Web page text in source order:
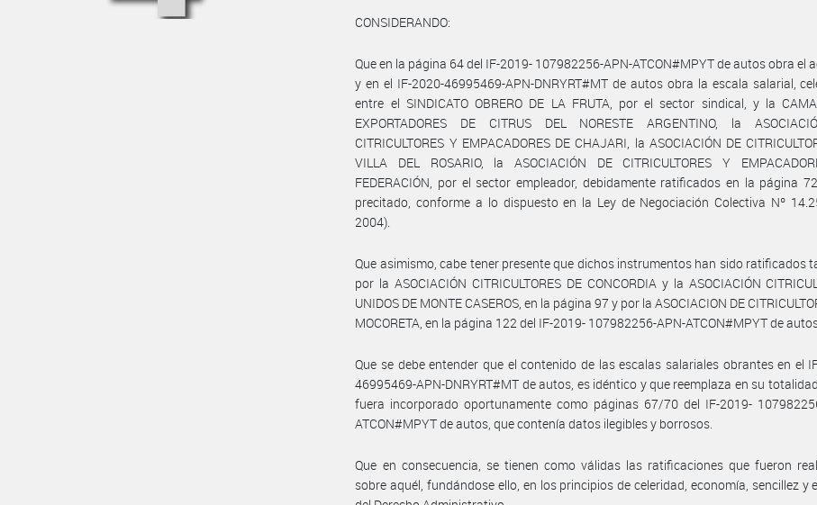
CONSIDERANDO:
Que en la página 64 del IF-2019- 107982256-APN-ATCON#MPYT de autos obra el
y en el IF-2020-46995469-APN-DNRYRT#MT de autos obra la escala salarial,
entre el SINDICATO OBRERO DE LA FRUTA, por el sector sindical, y la
EXPORTADORES DE CITRUS DEL NORESTE ARGENTINO, la
CITRICULTORES Y EMPACADORES DE CHAJARI, la ASOCIACIÓN DE
VILLA DEL ROSARIO, la ASOCIACIÓN DE CITRICULTORES Y
FEDERACIÓN, por el sector empleador, debidamente ratificados en la página
precitado, conforme a lo dispuesto en la Ley de Negociación Colectiva Nº
2004).
Que asimismo, cabe tener presente que dichos instrumentos han sido ratificados
por la ASOCIACIÓN CITRICULTORES DE CONCORDIA y la ASOCIACIÓN
UNIDOS DE MONTE CASEROS, en la página 97 y por la ASOCIACION DE
MOCORETA, en la página 122 del IF-2019- 107982256-APN-ATCON#MPYT de
Que se debe entender que el contenido de las escalas salariales obrantes en el
46995469-APN-DNRYRT#MT de autos, es idéntico y que reemplaza en su
fuera incorporado oportunamente como páginas 67/70 del IF-2019-
ATCON#MPYT de autos, que contenía datos ilegibles y borrosos.
Que en consecuencia, se tienen como válidas las ratificaciones que fueron
sobre aquél, fundándose ello, en los principios de celeridad, economía, sencillez y